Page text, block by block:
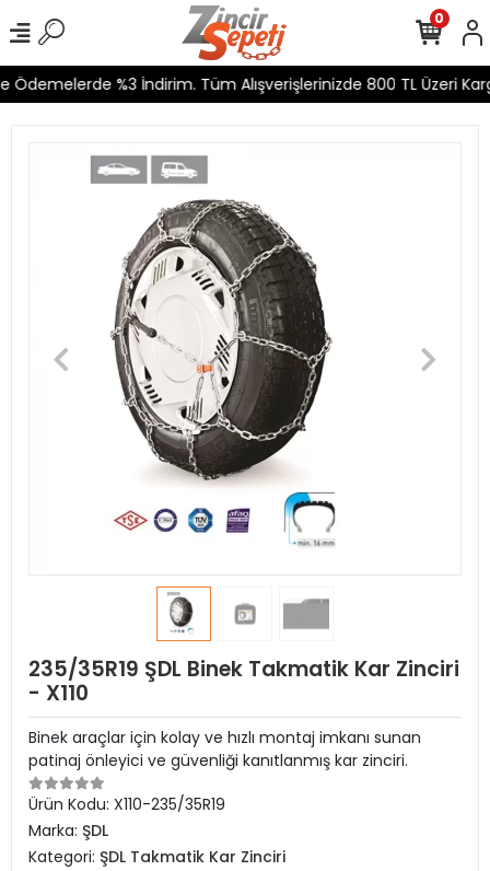
%3 İndirim. Tüm Alışverişlerinizde 800 TL Üzeri
0
235/35R19 ŞDL Binek Takmatik Kar Zinciri
- X110
Binek araçlar için kolay ve hızlı montaj imkanı sunan
patinaj önleyici ve güvenliği kanıtlanmış kar zinciri.
Ürün Kodu: X110-235/35R19
Marka: ŞDL
Kategori: ŞDL Takmatik Kar Zinciri